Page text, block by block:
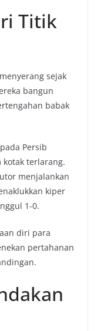
Titik
sejak
bangun
babak
Persib
terlarang.
menjalankan
kiper
1-0.
diri para
pertahanan